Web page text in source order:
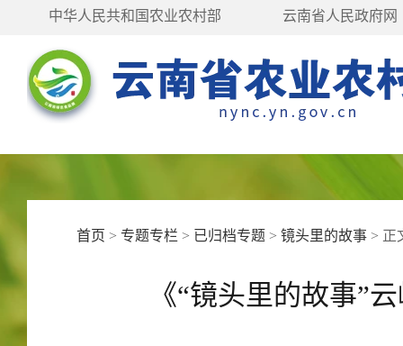
中华人民共和国农业农村部 云南省人民政府网
首页 > 专题专栏 > 已归档专题 >镜头里的故事 > 正
《“镜头里的故事”